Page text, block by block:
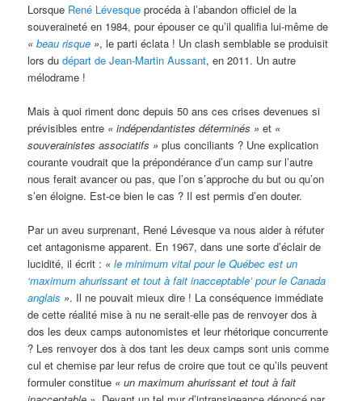
Lorsque René Lévesque procéda à l’abandon officiel de la
souveraineté en 1984, pour épouser ce qu’il qualifia lui-même de
«beau risque », le parti éclata ! Un clash semblable se produisit
lors dudépart de Jean-Martin Aussant, en 2011. Un autre
mélodrame !
Mais à quoi riment donc depuis 50 ans ces crises devenues si
prévisibles entre « indépendantistes déterminés » et «
souverainistes associatifs » plus conciliants ? Une explication
courante voudrait que la prépondérance d’un camp sur l’autre
nous ferait avancer ou pas, que l’on s’approche du but ou qu’on
s’en éloigne. Est-ce bien le cas ? Il est permis d’en douter.
Par un aveu surprenant, René Lévesque va nous aider à réfuter
cet antagonisme apparent. En 1967, dans une sorte d’éclair de
lucidité, il écrit : «le minimum vital pour le Québec est un
‘maximum ahurissant et tout à fait inacceptable’ pour le Canada
anglais ». Il ne pouvait mieux dire ! La conséquence immédiate
de cette réalité mise à nu ne serait-elle pas de renvoyer dos à
dos les deux camps autonomistes et leur rhétorique concurrente
? Les renvoyer dos à dos tant les deux camps sont unis comme
cul et chemise par leur refus de croire que tout ce qu’ils peuvent
formuler constitue « un maximum ahurissant et tout à fait